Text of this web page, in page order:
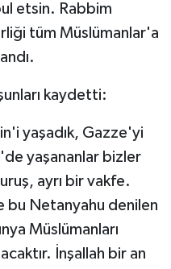
etsin. Rabbim
tüm Müslümanlar'a
kaydetti:
yaşadık, Gazze'yi
yaşananlar bizler
ayrı bir vakfe.
bu Netanyahu denilen
Müslümanları
İnşallah bir an